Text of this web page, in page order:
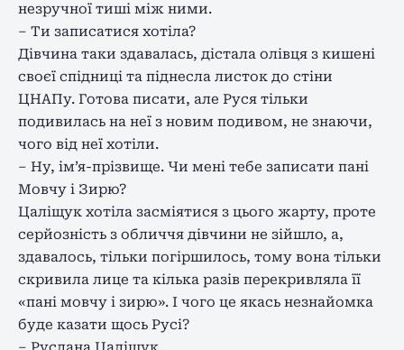
незручної тиші між ними.
– Ти записатися хотіла?
Дівчина таки здавалась, дістала олівця з кишені
своєї спідниці та піднесла листок до стіни
ЦНАПу. Готова писати, але Руся тільки
подивилась на неї з новим подивом, не знаючи,
чого від неї хотіли.
– Ну, ім’я-прізвище. Чи мені тебе записати пані
Мовчу і Зирю?
Цаліщук хотіла засміятися з цього жарту, проте
серйозність з обличчя дівчини не зійшло, а,
здавалось, тільки погіршилось, тому вона тільки
скривила лице та кілька разів перекривляла її
«пані мовчу і зирю». І чого це якась незнайомка
буде казати щось Русі?